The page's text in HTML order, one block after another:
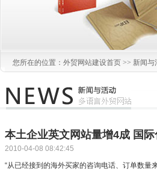
您所在的位置： 外贸网站建设首页 >> 新闻与
本土企业英文网站量增4成 国
2010-04-08 08:42:45
“从已经接到的海外买家的咨询电话、订单数量